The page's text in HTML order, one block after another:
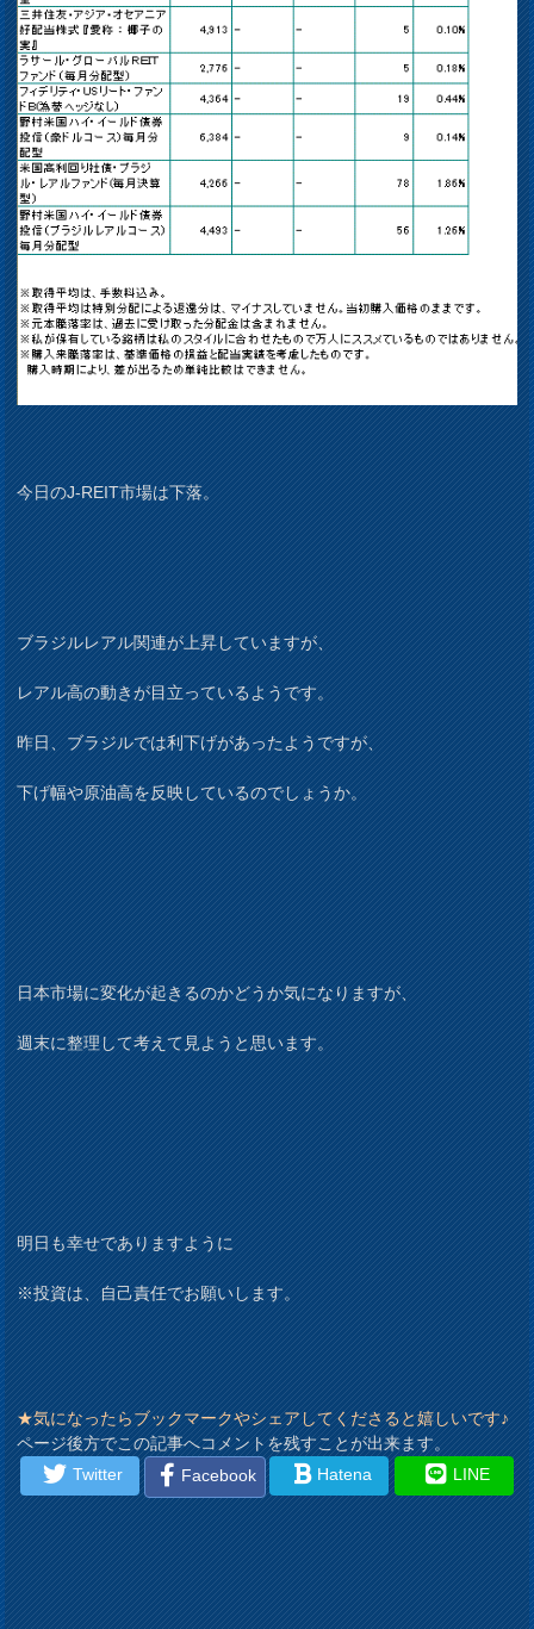
今日のJ-REIT市場は下落。
ブラジルレアル関連が上昇していますが、
レアル高の動きが目立っているようです。
昨日、ブラジルでは利下げがあったようですが、
下げ幅や原油高を反映しているのでしょうか。
日本市場に変化が起きるのかどうか気になりますが、
週末に整理して考えて見ようと思います。
明日も幸せでありますように
※投資は、自己責任でお願いします。
★気になったらブックマークやシェアしてくださると嬉しいです♪
ページ後方でこの記事へコメントを残すことが出来ます。
Twitter
Facebook Hatena LINE